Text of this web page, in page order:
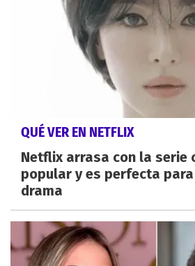
QUÉ VER EN NETFLIX
Netflix arrasa con la serie
popular y es perfecta
drama